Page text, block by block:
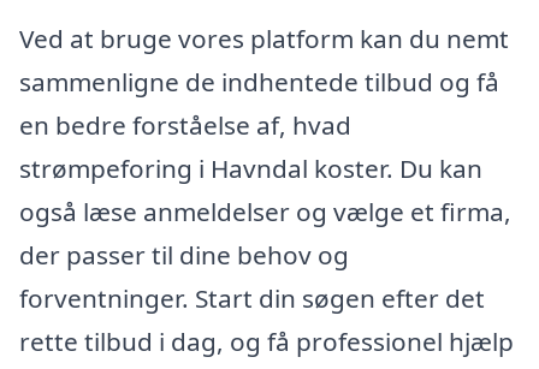
Ved at bruge vores platform kan du nemt
sammenligne de indhentede tilbud og få
en bedre forståelse af, hvad
strømpeforing i Havndal koster. Du kan
også læse anmeldelser og vælge et firma,
der passer til dine behov og
forventninger. Start din søgen efter det
rette tilbud i dag, og få professionel hjælp